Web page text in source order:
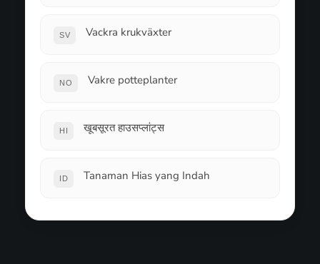
SV Vackra krukväxter
NO Vakre potteplanter
HI खूबसूरत हाउसप्लांट्स
ID Tanaman Hias yang Indah